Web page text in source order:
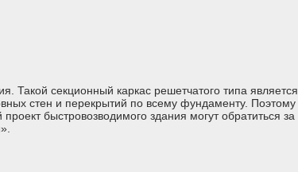
Такой секционный каркас решетчатого типа является
стен и перекрытий по всему фундаменту. Поэтому
быстровозводимого здания могут обратиться за